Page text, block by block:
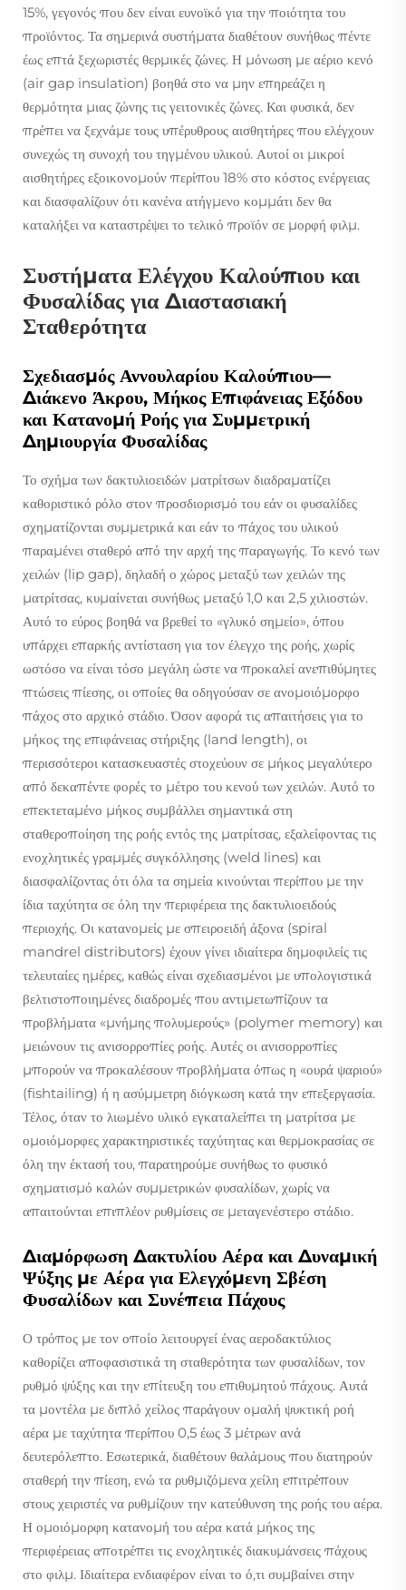
15%, γεγονός που δεν είναι ευνοϊκό για την ποιότητα του
προϊόντος. Τα σημερινά συστήματα διαθέτουν συνήθως πέντε
έως επτά ξεχωριστές θερμικές ζώνες. Η μόνωση με αέριο κενό
(air gap insulation) βοηθά στο να μην επηρεάζει η
θερμότητα μιας ζώνης τις γειτονικές ζώνες. Και φυσικά, δεν
πρέπει να ξεχνάμε τους υπέρυθρους αισθητήρες που ελέγχουν
συνεχώς τη συνοχή του τηγμένου υλικού. Αυτοί οι μικροί
αισθητήρες εξοικονομούν περίπου 18% στο κόστος ενέργειας
και διασφαλίζουν ότι κανένα ατήγμενο κομμάτι δεν θα
καταλήξει να καταστρέψει το τελικό προϊόν σε μορφή φιλμ.
Συστήματα Ελέγχου Καλούπιου και
Φυσαλίδας για Διαστασιακή
Σταθερότητα
Σχεδιασμός Αννουλαρίου Καλούπιου—
Διάκενο Άκρου, Μήκος Επιφάνειας Εξόδου
και Κατανομή Ροής για Συμμετρική
Δημιουργία Φυσαλίδας
Το σχήμα των δακτυλιοειδών ματρίτσων διαδραματίζει
καθοριστικό ρόλο στον προσδιορισμό του εάν οι φυσαλίδες
σχηματίζονται συμμετρικά και εάν το πάχος του υλικού
παραμένει σταθερό από την αρχή της παραγωγής. Το κενό των
χειλών (lip gap), δηλαδή ο χώρος μεταξύ των χειλών της
ματρίτσας, κυμαίνεται συνήθως μεταξύ 1,0 και 2,5 χιλιοστών.
Αυτό το εύρος βοηθά να βρεθεί το «γλυκό σημείο», όπου
υπάρχει επαρκής αντίσταση για τον έλεγχο της ροής, χωρίς
ωστόσο να είναι τόσο μεγάλη ώστε να προκαλεί ανεπιθύμητες
πτώσεις πίεσης, οι οποίες θα οδηγούσαν σε ανομοιόμορφο
πάχος στο αρχικό στάδιο. Όσον αφορά τις απαιτήσεις για το
μήκος της επιφάνειας στήριξης (land length), οι
περισσότεροι κατασκευαστές στοχεύουν σε μήκος μεγαλύτερο
από δεκαπέντε φορές το μέτρο του κενού των χειλών. Αυτό το
επεκτεταμένο μήκος συμβάλλει σημαντικά στη
σταθεροποίηση της ροής εντός της ματρίτσας, εξαλείφοντας τις
ενοχλητικές γραμμές συγκόλλησης (weld lines) και
διασφαλίζοντας ότι όλα τα σημεία κινούνται περίπου με την
ίδια ταχύτητα σε όλη την περιφέρεια της δακτυλιοειδούς
περιοχής. Οι κατανομείς με σπειροειδή άξονα (spiral
mandrel distributors) έχουν γίνει ιδιαίτερα δημοφιλείς τις
τελευταίες ημέρες, καθώς είναι σχεδιασμένοι με υπολογιστικά
βελτιστοποιημένες διαδρομές που αντιμετωπίζουν τα
προβλήματα «μνήμης πολυμερούς» (polymer memory) και
μειώνουν τις ανισορροπίες ροής. Αυτές οι ανισορροπίες
μπορούν να προκαλέσουν προβλήματα όπως η «ουρά ψαριού»
(fishtailing) ή η ασύμμετρη διόγκωση κατά την επεξεργασία.
Τέλος, όταν το λιωμένο υλικό εγκαταλείπει τη ματρίτσα με
ομοιόμορφες χαρακτηριστικές ταχύτητας και θερμοκρασίας σε
όλη την έκτασή του, παρατηρούμε συνήθως το φυσικό
σχηματισμό καλών συμμετρικών φυσαλίδων, χωρίς να
απαιτούνται επιπλέον ρυθμίσεις σε μεταγενέστερο στάδιο.
Διαμόρφωση Δακτυλίου Αέρα και Δυναμική
Ψύξης με Αέρα για Ελεγχόμενη Σβέση
Φυσαλίδων και Συνέπεια Πάχους
Ο τρόπος με τον οποίο λειτουργεί ένας αεροδακτύλιος
καθορίζει αποφασιστικά τη σταθερότητα των φυσαλίδων, τον
ρυθμό ψύξης και την επίτευξη του επιθυμητού πάχους. Αυτά
τα μοντέλα με διπλό χείλος παράγουν ομαλή ψυκτική ροή
αέρα με ταχύτητα περίπου 0,5 έως 3 μέτρων ανά
δευτερόλεπτο. Εσωτερικά, διαθέτουν θαλάμους που διατηρούν
σταθερή την πίεση, ενώ τα ρυθμιζόμενα χείλη επιτρέπουν
στους χειριστές να ρυθμίζουν την κατεύθυνση της ροής του αέρα.
Η ομοιόμορφη κατανομή του αέρα κατά μήκος της
περιφέρειας αποτρέπει τις ενοχλητικές διακυμάνσεις πάχους
στο φιλμ. Ιδιαίτερα ενδιαφέρον είναι το ό,τι συμβαίνει στην